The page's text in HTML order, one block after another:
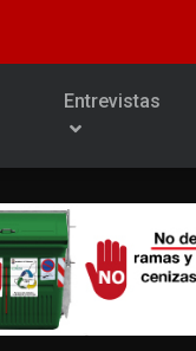
Entrevistas